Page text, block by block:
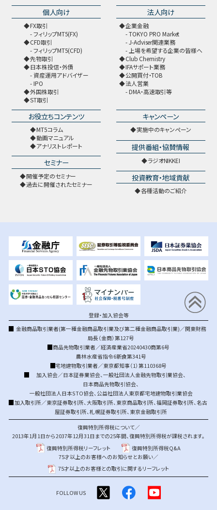
個人向け
FX取引
フィリップMT5(FX)
CFD取引
フィリップMT5(CFD)
先物取引
日本株投信・外債
資産運用アドバイザー
IPO
外国株取引
ST取引
法人向け
企業金融
TOKYO PRO Market
J-Adviser関連業務
上場を希望する企業の皆様へ
Club Chemistry
IFAサポート業務
公開買付・TOB
法人営業
DMA・高速取引等
お役立ちコンテンツ
MT5コラム
動画マニュアル
アナリストレポート
セミナー
開催予定のセミナー
過去に開催されたセミナー
キャンペーン
実施中のキャンペーン
提供番組・協賛情報
ラジオNIKKEI
投資教育・地域貢献
各種活動のご紹介
登録・加入協会等
金融商品取引業者(第一種金融商品取引業及び第二種金融商品取引業)／関東財務
局長（金商）第127号
商品先物取引業者／経済産業省20240430商第6号
農林水産省指令6新食第341号
宅地建物取引業者／東京都知事（1）第110368号
加入協会／日本証券業協会、 一般社団法人金融先物取引業協会、
日本商品先物取引協会、
一般社団法人日本STO協会、 公益社団法人東京都宅地建物取引業協会
加入取引所／東京証券取引所、大阪取引所、 東京商品取引所、福岡証券取引所、名古
屋証券取引所、札幌証券取引所、 東京金融取引所
復興特別所得税について／
2013年1月1日から2037年12月31日までの25年間、復興特別所得税が課税されます。
復興特別所得税リーフレット
復興特別所得税Q&A
75才以上のお客様へのお知らせとお願い／
75才以上のお客様との取引に関するリーフレット
FOLLOW US